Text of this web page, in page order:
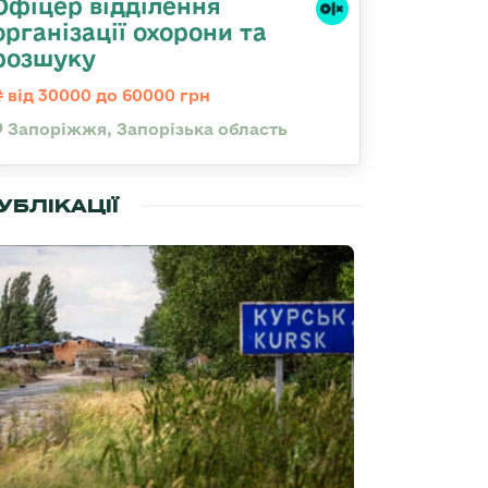
відділення
охорони та
від 30000 до 60000 грн
Запоріжжя, Запорізька область